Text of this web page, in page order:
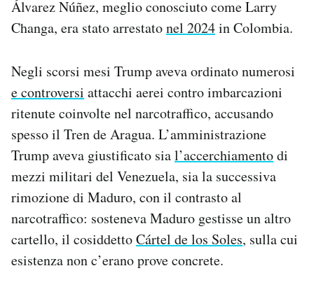
Álvarez Núñez, meglio conosciuto come Larry
Changa, era stato arrestatonel 2024in Colombia.
Negli scorsi mesi Trump aveva ordinato numerosi
e controversi attacchi aerei contro imbarcazioni
ritenute coinvolte nel narcotraffico, accusando
spesso il Tren de Aragua. L’amministrazione
Trump aveva giustificato sial’accerchiamentodi
mezzi militari del Venezuela, sia la successiva
rimozione di Maduro, con il contrasto al
narcotraffico: sosteneva Maduro gestisse un altro
cartello, il cosiddettoCártel de los Soles, sulla cui
esistenza non c’erano prove concrete.